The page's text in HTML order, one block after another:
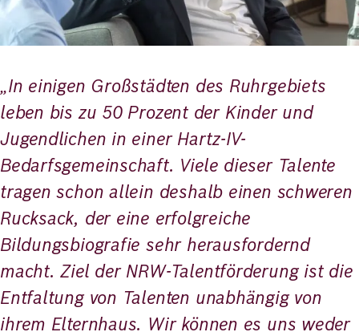
„In einigen Großstädten des Ruhrgebiets
leben bis zu 50 Prozent der Kinder und
Jugendlichen in einer Hartz-IV-
Bedarfsgemeinschaft. Viele dieser Talente
tragen schon allein deshalb einen schweren
Rucksack, der eine erfolgreiche
Bildungsbiografie sehr herausfordernd
macht. Ziel der NRW-Talentförderung ist die
Entfaltung von Talenten unabhängig von
ihrem Elternhaus. Wir können es uns weder